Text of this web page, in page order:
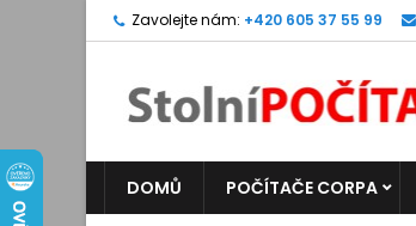
Zavolejte nám: +420 605 37 55 99
DOMŮ POČÍTAČE CORPA